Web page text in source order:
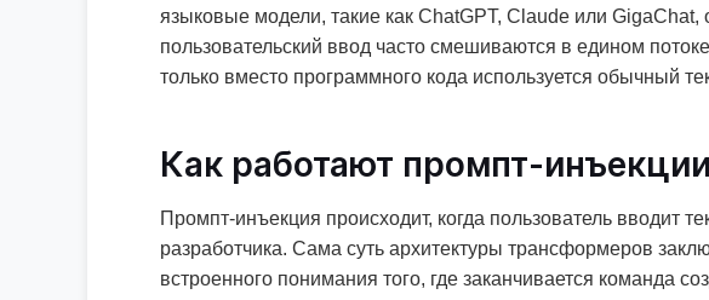
языковые модели, такие как ChatGPT, Claude или
пользовательский ввод часто смешиваются в едином
только вместо программного кода используется обычный
Как работают промпт-
Промпт-инъекция происходит, когда пользователь вводит
разработчика. Сама суть архитектуры трансформеров
встроенного понимания того, где заканчивается команда